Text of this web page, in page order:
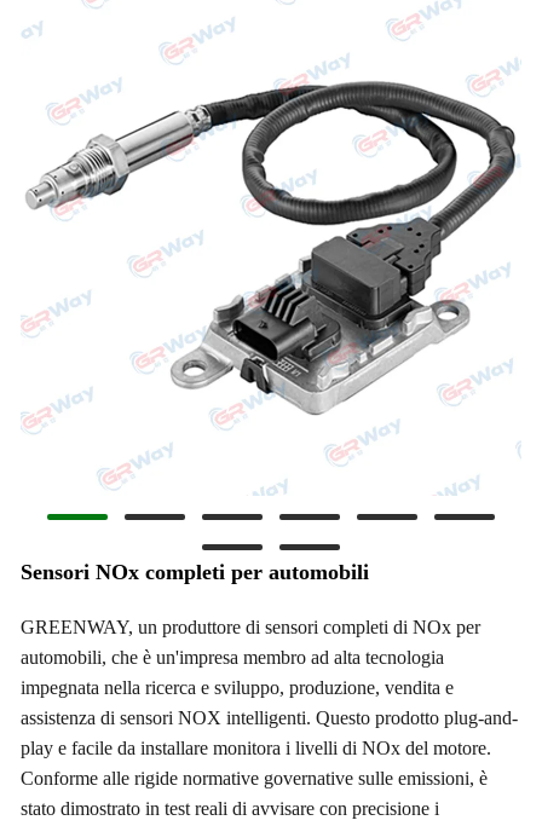
Sensori NOx completi per automobili
GREENWAY, un produttore di sensori completi di NOx per
automobili, che è un'impresa membro ad alta tecnologia
impegnata nella ricerca e sviluppo, produzione, vendita e
assistenza di sensori NOX intelligenti. Questo prodotto plug-and-
play e facile da installare monitora i livelli di NOx del motore.
Conforme alle rigide normative governative sulle emissioni, è
stato dimostrato in test reali di avvisare con precisione i